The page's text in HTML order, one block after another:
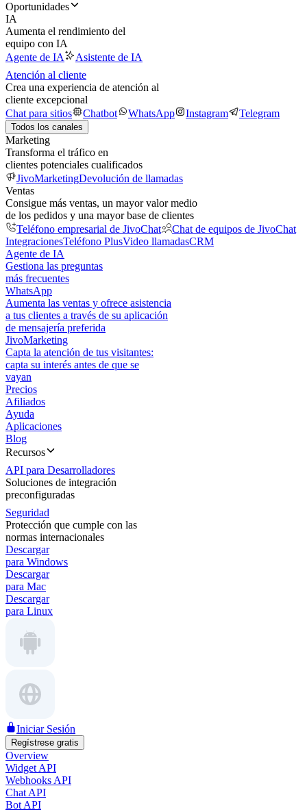
Oportunidades
IA
Aumenta el rendimiento del
equipo con IA
Agente de IA
Asistente de IA
Atención al cliente
Crea una experiencia de atención al
cliente excepcional
Chat para sitios
Chatbot WhatsApp Instagram Telegram
Todos los canales
Marketing
Transforma el tráfico en
clientes potenciales cualificados
JivoMarketingDevolución de llamadas
Ventas
Consigue más ventas, un mayor valor medio
de los pedidos y una mayor base de clientes
Teléfono empresarial de JivoChat
Chat de equipos de JivoChat
IntegracionesTeléfono PlusVideo llamadasCRM
Agente de IA
Gestiona las preguntas
más frecuentes
WhatsApp
Aumenta las ventas y ofrece asistencia
a tus clientes a través de su aplicación
de mensajería preferida
JivoMarketing
Capta la atención de tus visitantes:
capta su interés antes de que se
vayan
Precios
Afiliados
Ayuda
Aplicaciones
Blog
Recursos
API para Desarrolladores
Soluciones de integración
preconfiguradas
Seguridad
Protección que cumple con las
normas internacionales
Descargar
para Windows
Descargar
para Mac
Descargar
para Linux
Iniciar Sesión
Regístrese gratis
Overview
Widget API
Webhooks API
Chat API
Bot API